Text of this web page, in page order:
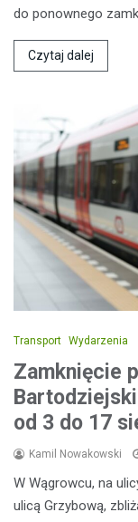
do ponownego
Czytaj dalej
Transport Wydarzenia
Zamknięcie
od 3 do 17
Kamil Nowakowski
W Wągrowcu, na
ulicą Grzybową,